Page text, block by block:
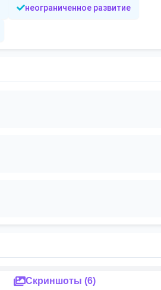
неограниченное развитие
Скриншоты (6)